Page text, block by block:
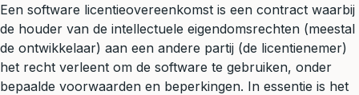
Een software licentieovereenkomst is een contract waarbij
de houder van de intellectuele eigendomsrechten (meestal
de ontwikkelaar) aan een andere partij (de licentienemer)
het recht verleent om de software te gebruiken, onder
bepaalde voorwaarden en beperkingen. In essentie is het